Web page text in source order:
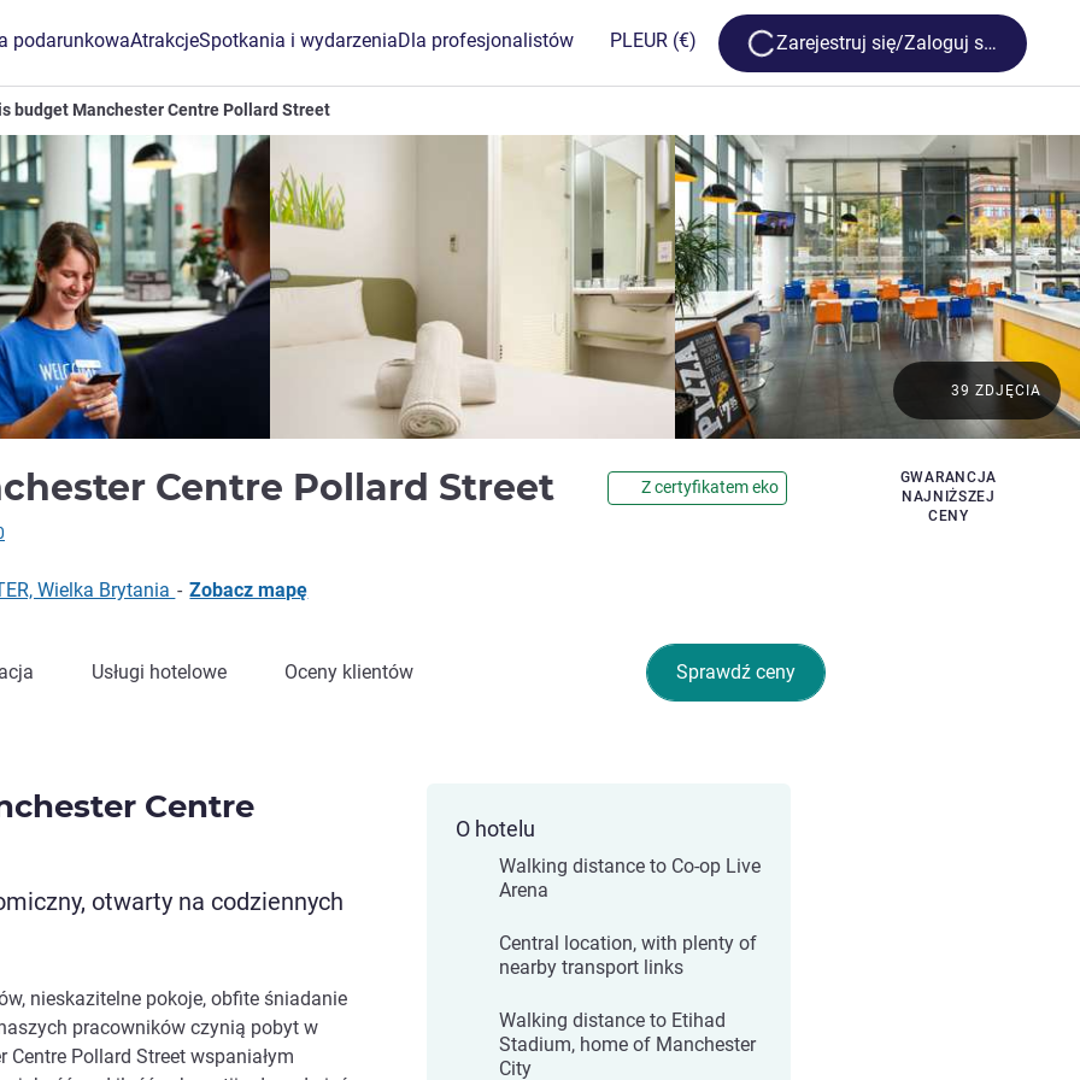
podarunkowaAtrakcjeSpotkania i wydarzeniaDla profesjonalistów PLEUR (€) Loading...
Zarejestruj się/Zaloguj się
budget Manchester Centre Pollard Street
Centre Pollard Street 2 gwiazdki
Z certyfikatem eko
GWARANCJA
NAJNIŻSZEJ
CENY
39 ZDJĘCIA
Wielka Brytania - Zobacz mapę
Sprawdź ceny
Usługi hotelowe Oceny klientów
Centre
otwarty na codziennych
nieskazitelne pokoje, obfite śniadanie
pracowników czynią pobyt w
Pollard Street wspaniałym
O hotelu
Walking distance to Co-op Live
Arena
Central location, with plenty of
nearby transport links
Walking distance to Etihad
Stadium, home of Manchester
City